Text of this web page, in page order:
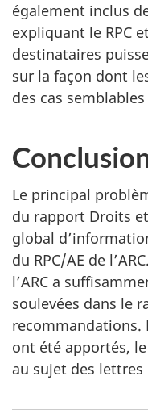
également inclus
expliquant le RPC
destinataires
sur la façon dont
des cas
Le principal
du rapport Droits
global
du RPC/AE de
l’ARC a
soulevées dans le
recommandations.
ont été apportés,
au sujet des lettres